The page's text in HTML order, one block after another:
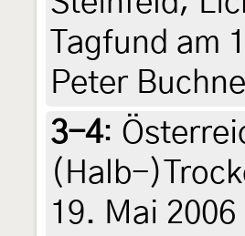
Tagfund
Peter
3-4:
(Halb-
19. Mai